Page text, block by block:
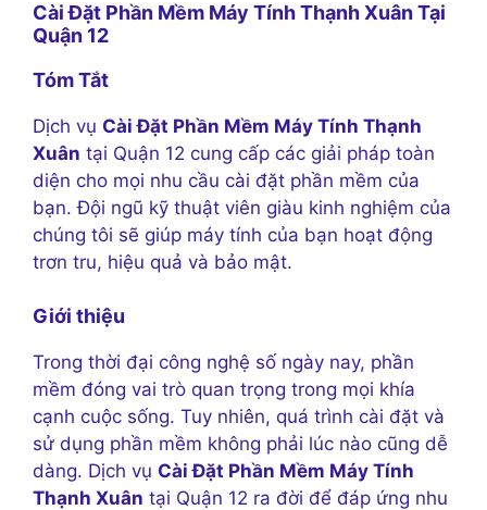
Cài Đặt Phần Mềm Máy Tính Thạnh Xuân Tại
Quận 12
Tóm Tắt
Dịch vụ Cài Đặt Phần Mềm Máy Tính Thạnh
Xuân tại Quận 12 cung cấp các giải pháp toàn
diện cho mọi nhu cầu cài đặt phần mềm của
bạn. Đội ngũ kỹ thuật viên giàu kinh nghiệm của
chúng tôi sẽ giúp máy tính của bạn hoạt động
trơn tru, hiệu quả và bảo mật.
Giới thiệu
Trong thời đại công nghệ số ngày nay, phần
mềm đóng vai trò quan trọng trong mọi khía
cạnh cuộc sống. Tuy nhiên, quá trình cài đặt và
sử dụng phần mềm không phải lúc nào cũng dễ
dàng. Dịch vụ Cài Đặt Phần Mềm Máy Tính
Thạnh Xuân tại Quận 12 ra đời để đáp ứng nhu